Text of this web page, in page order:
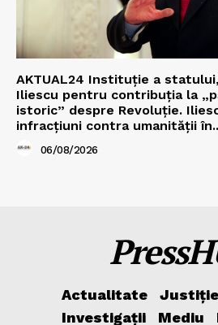
AKTUAL24 Instituție a
Iliescu pentru contribuția la
istoric” despre Revoluție.
infracțiuni contra umanității
06/08/2026
Actualitate Justiție
Investigații
Mediu